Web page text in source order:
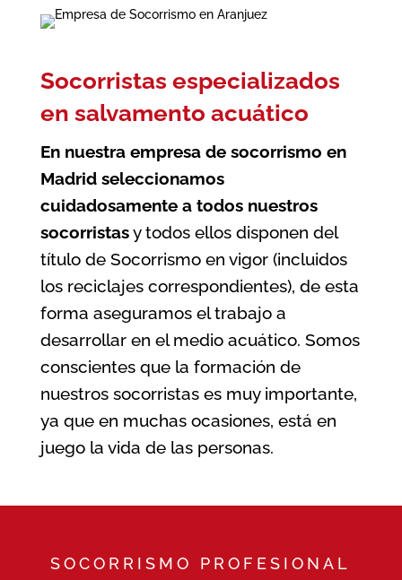
Socorristas especializados
en salvamento acuático
En nuestra empresa de socorrismo en
Madridseleccionamos
cuidadosamente a todos nuestros
socorristasy todos ellos disponen del
título de Socorrismo en vigor (incluidos
los reciclajes correspondientes), de esta
forma aseguramos el trabajo a
desarrollar en el medio acuático. Somos
conscientes que la formación de
nuestros socorristas es muy importante,
ya que en muchas ocasiones, está en
juego la vida de las personas.
SOCORRISMO PROFESIONAL